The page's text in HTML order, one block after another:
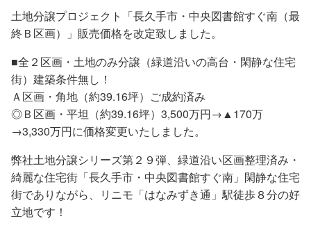
土地分譲プロジェクト「長久手市・中央図書館すぐ南（最
終Ｂ区画）」販売価格を改定致しました。
■全２区画・土地のみ分譲（緑道沿いの高台・閑静な住宅
街）建築条件無し！
Ａ区画・角地（約39.16坪）ご成約済み
◎Ｂ区画・平坦（約39.16坪）3,500万円→▲170万
→3,330万円に価格変更いたしました。
弊社土地分譲シリーズ第２９弾、緑道沿い区画整理済み・
綺麗な住宅街「長久手市・中央図書館すぐ南」閑静な住宅
街でありながら、リニモ「はなみずき通」駅徒歩８分の好
立地です！